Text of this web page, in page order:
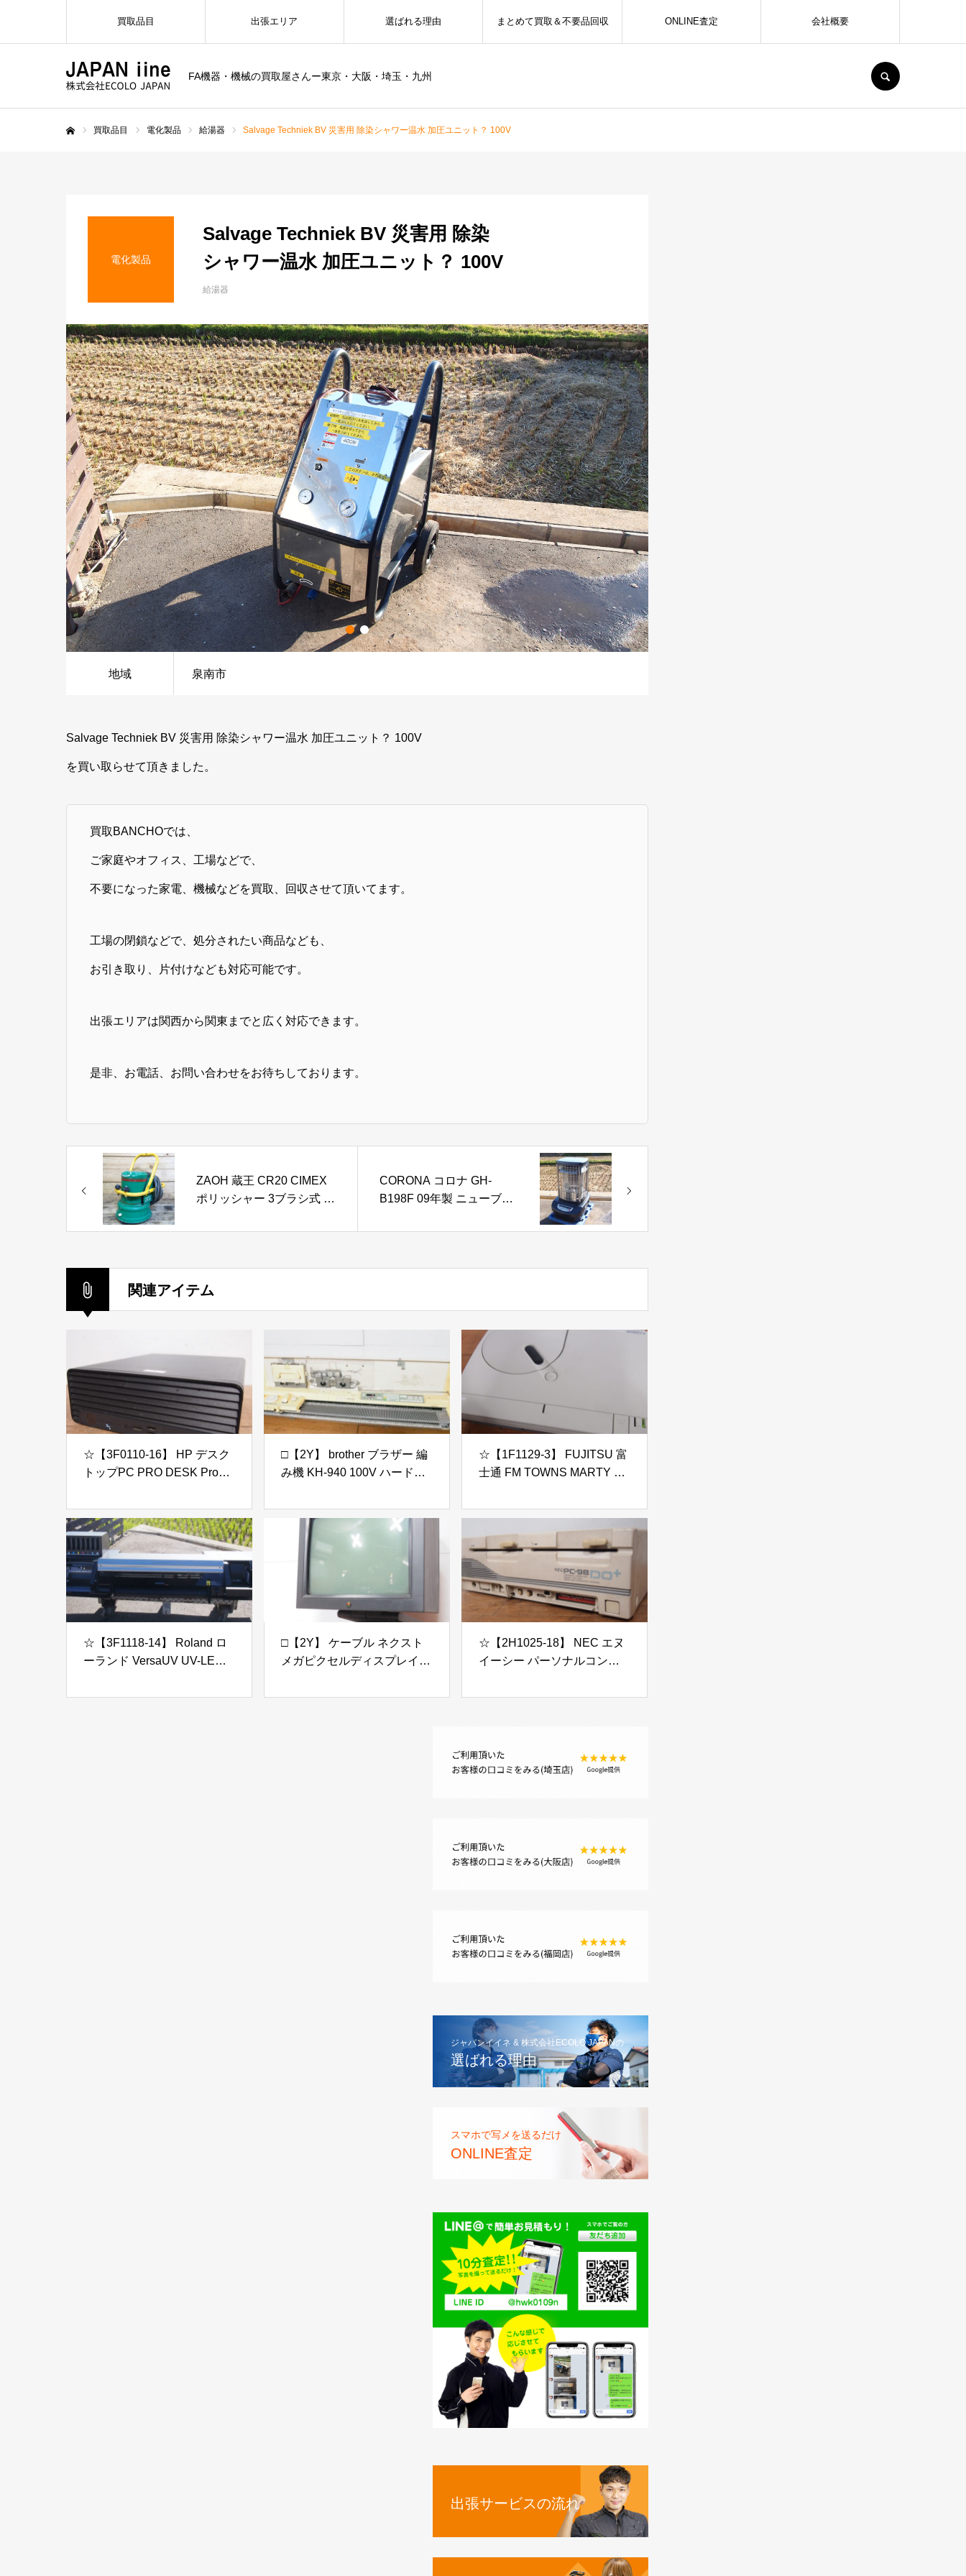
FA機器・機械の買取屋さんー東京・大阪・埼玉・九州
買取品目 出張エリア 選ばれる理由 まとめて買取＆不要品回収 ONLINE査定 会社概要
買取品目 電化製品 給湯器 Salvage Techniek BV 災害用 除染シャワー温水 加圧ユニット？ 100V
電化製品
Salvage Techniek BV 災害用 除染
シャワー温水 加圧ユニット？ 100V
給湯器
地域 泉南市
Salvage Techniek BV 災害用 除染シャワー温水 加圧ユニット？ 100V
を買い取らせて頂きました。
買取BANCHOでは、
ご家庭やオフィス、工場などで、
不要になった家電、機械などを買取、回収させて頂いてます。
工場の閉鎖などで、処分されたい商品なども、
お引き取り、片付けなども対応可能です。
出張エリアは関西から関東までと広く対応できます。
是非、お電話、お問い合わせをお待ちしております。
ZAOH 蔵王 CR20 CIMEX
ポリッシャー 3ブラシ式 洗
CORONA コロナ GH-
B198F 09年製 ニューブル
トーブ
関連アイテム
☆【3F0110-16】 HP デスク
トップPC PRO DESK Pro
12500/8GB Bios起動OK CPU
のみ保証
□【2Y】 brother ブラザー 編
み機 KH-940 100V ハードケ
Topical-3 トピカル ジャンク
☆【1F1129-3】 FUJITSU 富
士通 FM TOWNS MARTY マ
声出力OK ジャンク
☆【3F1118-14】 Roland ロ
ーランド VersaUV UV-LEDイ
LEC2-330 100V ジャンク
□【2Y】 ケーブル ネクスト
メガピクセルディスプレイ
Display ジャンク
☆【2H1025-18】 NEC エヌ
イーシー パーソナルコンピ
98DO+ ジャンク
ジャパンイイネ & 株式会社ECOLO JAPANの
選ばれる理由
スマホで写メを送るだけ
ONLINE査定
出張サービスの流れ